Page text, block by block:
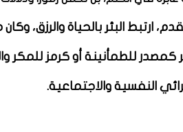
ارتبط البئر بالحياة والرزق، وكان
كمصدر للطمأنينة أو كرمز للمكر
النفسية والاجتماعية.